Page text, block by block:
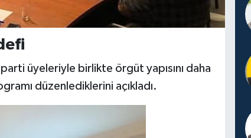
üyeleriyle birlikte örgüt yapısını daha
düzenlediklerini açıkladı.